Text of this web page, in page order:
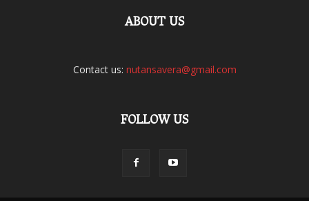
ABOUT US
Contact us: nutansavera@gmail.com
FOLLOW US